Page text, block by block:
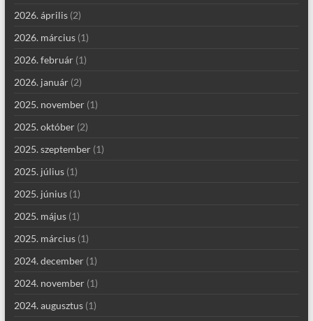
2026. április(2)
2026. március(1)
2026. február(1)
2026. január(2)
2025. november(1)
2025. október(2)
2025. szeptember(1)
2025. július(1)
2025. június(1)
2025. május(1)
2025. március(1)
2024. december(1)
2024. november(1)
2024. augusztus(1)